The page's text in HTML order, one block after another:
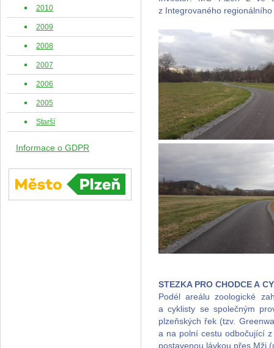
z Integrovaného
STEZKA PRO CHODCE A
Podél areálu zoologické
a cyklisty se společným
plzeňských řek (tzv.
a na polní cestu odbočující
postavenou lávkou přes Mži
2010
2009
2008
2007
2006
2005
Starší
Informace o GDPR